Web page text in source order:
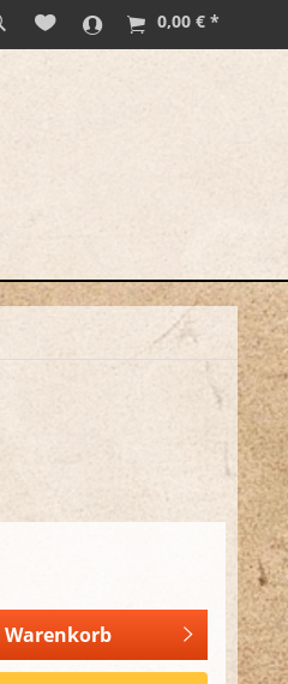
0,00 € *
Warenkorb